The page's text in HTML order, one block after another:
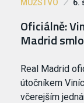
MUŽSTVO 6.
Oficiálně:
Madrid
Real Madrid
útočníkem
včerejším